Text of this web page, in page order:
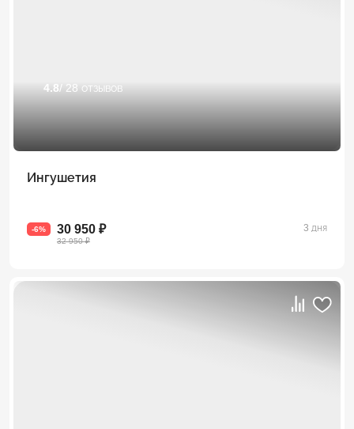
4.8/ 28 отзывов
Ингушетия
-6% 30 950 ₽
32 950 ₽
3 дня